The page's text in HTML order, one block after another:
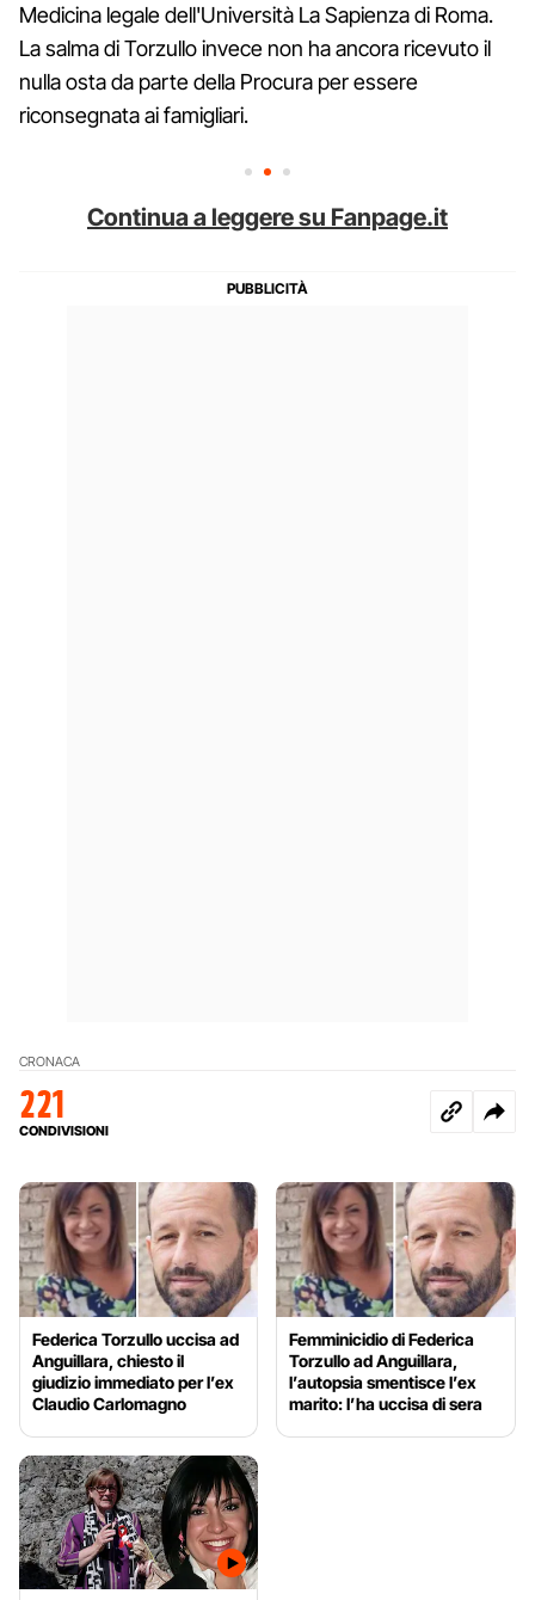
Medicina legale dell'Università La Sapienza di Roma.
La salma di Torzullo invece non ha ancora ricevuto il
nulla osta da parte della Procura per essere
riconsegnata ai famigliari.
Continua a leggere su Fanpage.it
CRONACA
221
CONDIVISIONI
Federica Torzullo uccisa ad
Anguillara, chiesto il
giudizio immediato per l’ex
Claudio Carlomagno
Femminicidio di Federica
Torzullo ad Anguillara,
l’autopsia smentisce l’ex
marito: l’ha uccisa di sera